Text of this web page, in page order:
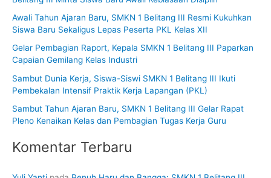
t
k
Awali Tahun Ajaran Baru, SMKN 1 Belitang III Resmi Kukuhkan
Siswa Baru Sekaligus Lepas Peserta PKL Kelas XII
Gelar Pembagian Raport, Kepala SMKN 1 Belitang III Paparkan
Capaian Gemilang Kelas Industri
Sambut Dunia Kerja, Siswa-Siswi SMKN 1 Belitang III Ikuti
Pembekalan Intensif Praktik Kerja Lapangan (PKL)
Sambut Tahun Ajaran Baru, SMKN 1 Belitang III Gelar Rapat
Pleno Kenaikan Kelas dan Pembagian Tugas Kerja Guru
Komentar Terbaru